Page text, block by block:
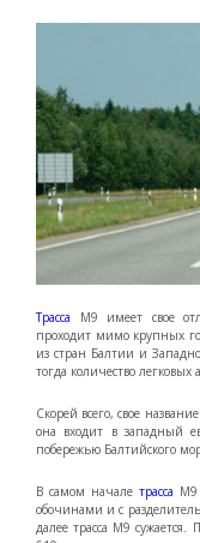
Трасса М9 имеет свое
проходит мимо крупных
из стран Балтии и
тогда количество
Скорей всего, свое название
она входит в западный
побережью Балтийского
В самом начале трасса М9
обочинами и с
далее трасса М9 сужается.